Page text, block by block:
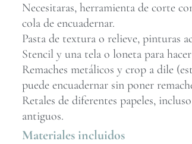
Necesitaras, herramienta de corte
cola de encuadernar.
Pasta de textura o relieve, pinturas
Stencil y una tela o loneta para
Remaches metálicos y crop a dile
puede encuadernar sin poner
Retales de diferentes papeles,
antiguos.
Materiales incluidos